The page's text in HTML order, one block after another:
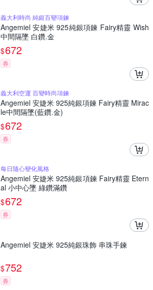
義大利時尚 純銀百變項鍊
Angemiel 安婕米 925純銀項鍊 Fairy精靈 Wish
中間隔墜 白鑽.金
$672
券
義大利空運 百變時尚項鍊
Angemiel 安婕米 925純銀項鍊 Fairy精靈 Mirac
le中間隔墜(藍鑽.金)
$672
券
每日隨心變化風格
Angemiel 安婕米 925純銀項鍊 Fairy精靈 Etern
al 小中心墜 綠鑽滿鑽
$672
券
Angemiel 安婕米 925純銀珠飾 串珠手鍊
$752
券